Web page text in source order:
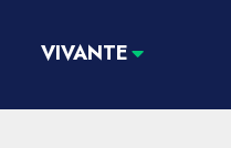
VIVANTE